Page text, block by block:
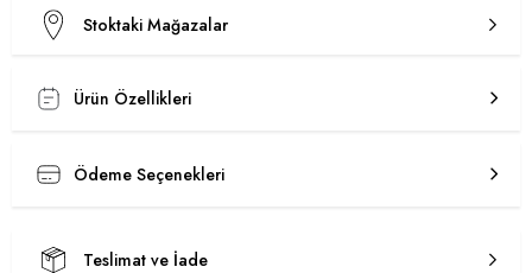
Stoktaki Mağazalar
Ürün Özellikleri
Ödeme Seçenekleri
Teslimat ve İade